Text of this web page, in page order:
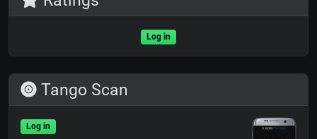
Log in
Tango Scan
Log in